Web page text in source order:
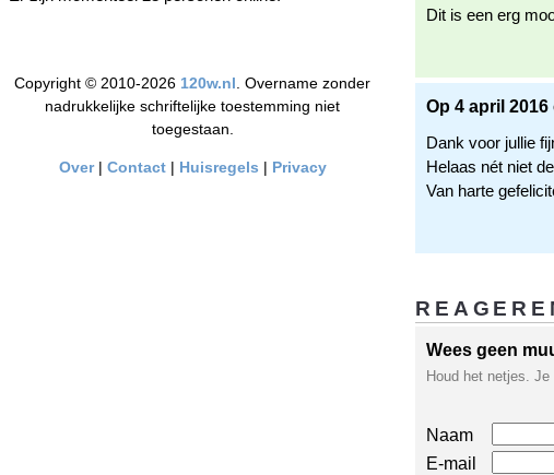
Dit is een erg
Op 4 april
Dank voor jullie
Helaas nét niet
Van harte
Wees geen
Houd het netjes.
Naam
E-mail
Copyright © 2010-2026 120w.nl . Overname zonder
nadrukkelijke schriftelijke toestemming niet
toegestaan.
Over| Contact| Huisregels | Privacy